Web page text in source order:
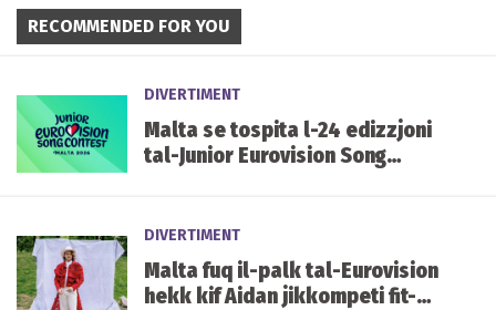
RECOMMENDED FOR YOU
DIVERTIMENT
Malta se tospita l-24 edizzjoni
tal-Junior Eurovision Song
DIVERTIMENT
Malta fuq il-palk tal-Eurovision
hekk kif Aidan jikkompeti fit-